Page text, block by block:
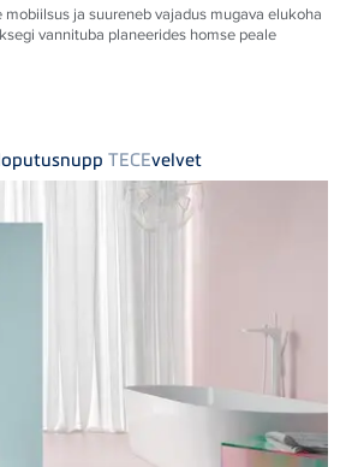
ja suureneb vajadus mugava elukoha
vannituba planeerides homse peale
TECEvelvet